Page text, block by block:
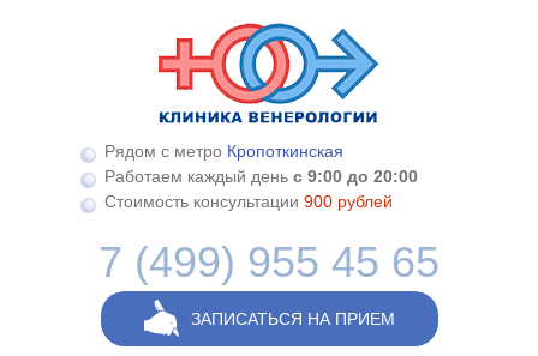
Рядом с метро Кропоткинская
Работаем каждый день с 9:00 до 20:00
Стоимость консультации 900 рублей
7 (499) 955 45 65
ЗАПИСАТЬСЯ НА ПРИЕМ